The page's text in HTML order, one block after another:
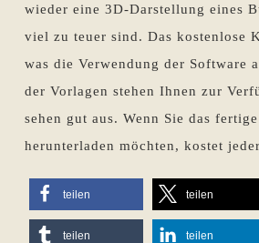
wieder eine 3D-Darstellung eines
viel zu teuer sind. Das kostenlose
was die Verwendung der Software
der Vorlagen stehen Ihnen zur
sehen gut aus. Wenn Sie das
herunterladen möchten, kostet
teilen teilen
teilen teilen